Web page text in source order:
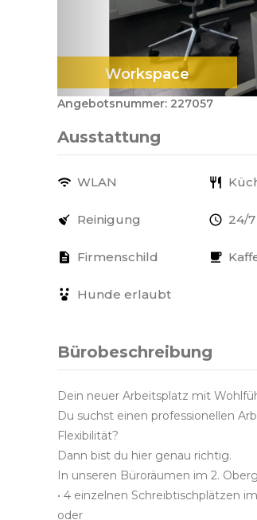
Workspace
Angebotsnummer: 227057
Ausstattung
WLAN
Reinigung 24/7
Firmenschild
Hunde erlaubt
Bürobeschreibung
Dein neuer Arbeitsplatz mit
Du suchst einen professionellen
Flexibilität?
Dann bist du hier genau richtig.
In unseren Büroräumen im 2.
• 4 einzelnen Schreibtischplätzen
oder